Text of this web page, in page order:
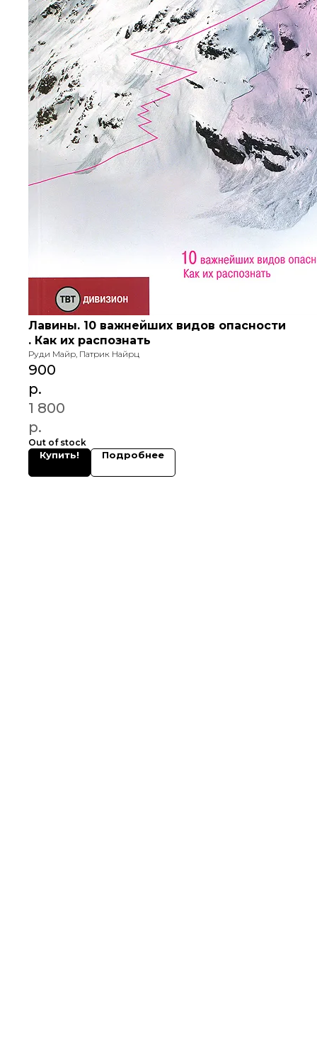
Лавины. 10 важнейших видов опасности
. Как их распознать
Руди Майр, Патрик Найрц
900
р.
1 800
р.
Out of stock
Купить! Подробнее